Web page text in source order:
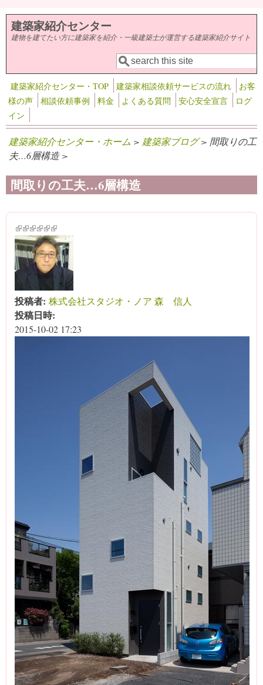
メインコンテンツに移動
建築家紹介センター
建物を建てたい方に建築家を紹介・一級建築士が運営する建築家紹介サイト
検索フォーム
検索
建築家紹介センター・TOP 建築家相談依頼サービスの流れ
お客
様の声
相談依頼事例 料金 よくある質問 安心安全宣言
ログ
イン
建築家紹介センター・ホーム > 建築家ブログ> 間取りの工
夫…6層構造 >
間取りの工夫…6層構造
(link is external)
(link is external)
(link is external)
(link is external)
(link is external)
(link is external)
投稿者: 株式会社スタジオ・ノア 森 信人
投稿日時:
2015-10-02 17:23